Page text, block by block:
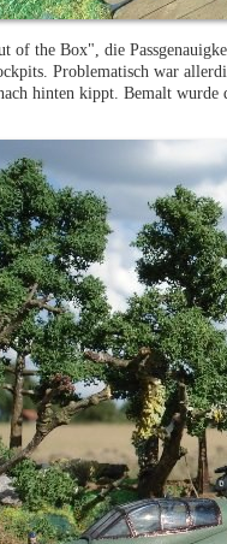
of the Box", die
Problematisch war
hinten kippt. Bemalt